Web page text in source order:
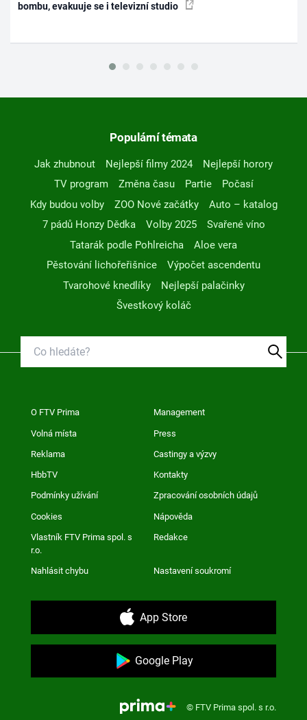
bombu, evakuuje se i televizní studio
Populární témata
Jak zhubnout Nejlepší filmy 2024
Nejlepší horory
TV program
Změna času Partie
Počasí
Kdy budou volby
ZOO Nové začátky
Auto – katalog
7 pádů Honzy Dědka
Volby 2025
Svařené víno
Tatarák podle Pohlreicha
Aloe vera
Pěstování lichořeřišnice
Výpočet ascendentu
Tvarohové knedlíky
Nejlepší palačinky
Švestkový koláč
O FTV Prima Management
Volná místa Press
Reklama Castingy a výzvy
HbbTV Kontakty
Podmínky užívání Zpracování osobních údajů
Cookies Nápověda
Vlastník FTV Prima spol. s
r.o.
Redakce
Nahlásit chybu Nastavení soukromí
App Store
Google Play
© FTV Prima spol. s r.o.